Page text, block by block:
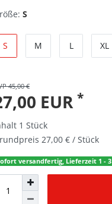
S
S M L XL
45,00 €
EUR *
1 Stück
27,00 € / Stück
versandfertig, Lieferzeit 1 -